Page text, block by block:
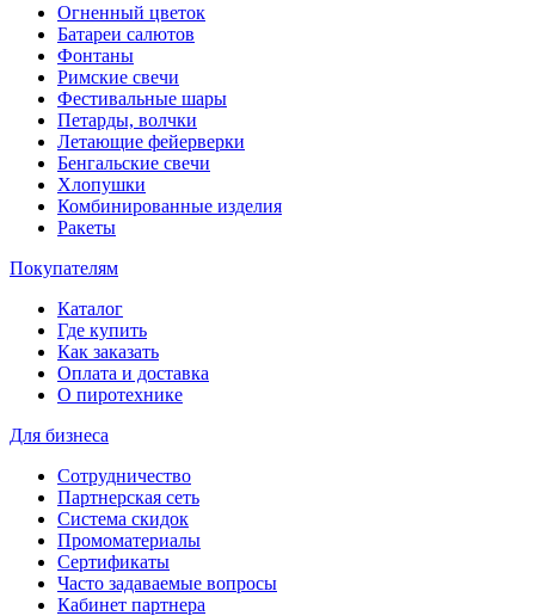
Огненный цветок
Батареи салютов
Фонтаны
Римские свечи
Фестивальные шары
Петарды, волчки
Летающие фейерверки
Бенгальские свечи
Хлопушки
Комбинированные изделия
Ракеты
Покупателям
Каталог
Где купить
Как заказать
Оплата и доставка
О пиротехнике
Для бизнеса
Сотрудничество
Партнерская сеть
Система скидок
Промоматериалы
Сертификаты
Часто задаваемые вопросы
Кабинет партнера